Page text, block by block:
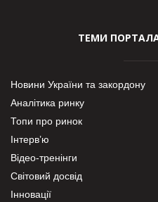
ТЕМИ ПОРТАЛА
Новини України та закордону
Аналітика ринку
Топи про ринок
Інтерв’ю
Відео-тренінги
Світовий досвід
Інновації